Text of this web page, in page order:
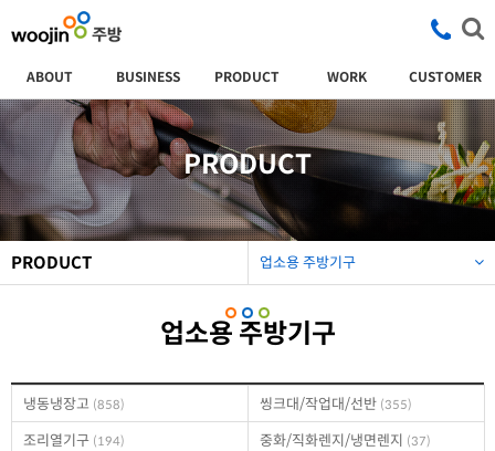
ABOUT BUSINESS PRODUCT WORK CUSTOMER
PRODUCT
PRODUCT 업소용 주방기구
업소용 주방기구
냉동냉장고 (858) 씽크대/작업대/선반 (355)
조리열기구 (194) 중화/직화렌지/냉면렌지 (37)